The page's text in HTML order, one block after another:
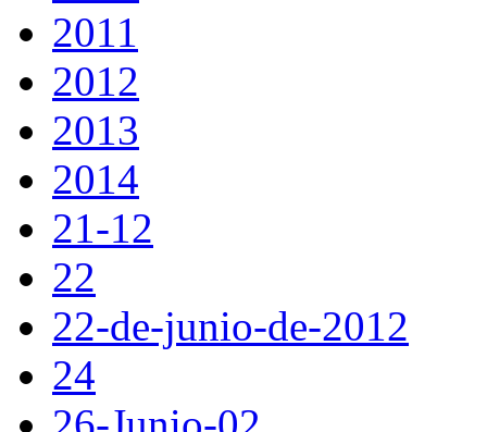
2011
2012
2013
2014
21-12
22
22-de-junio-de-2012
24